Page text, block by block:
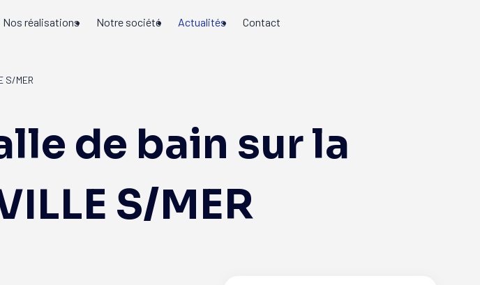
Nos réalisations Notre société Actualités Contact
S/MER
de bain sur la
S/MER